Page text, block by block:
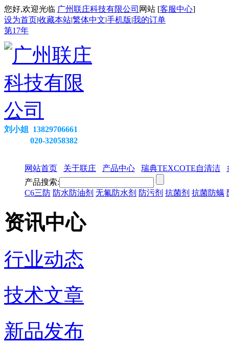
您好,欢迎光临 广州联庄科技有限公司 网站 [客服中心]
设为首页|收藏本站|繁体中文|手机版|我的订单
第17年
刘小姐 13829706661
020-32058382
网站首页 关于联庄 产品中心 瑞典TEXCOTE自清洁
产品搜索:
C6三防 防水防油剂 无氟防水剂 防污剂 抗菌剂 抗菌防螨
资讯中心
行业动态
技术文章
新品发布